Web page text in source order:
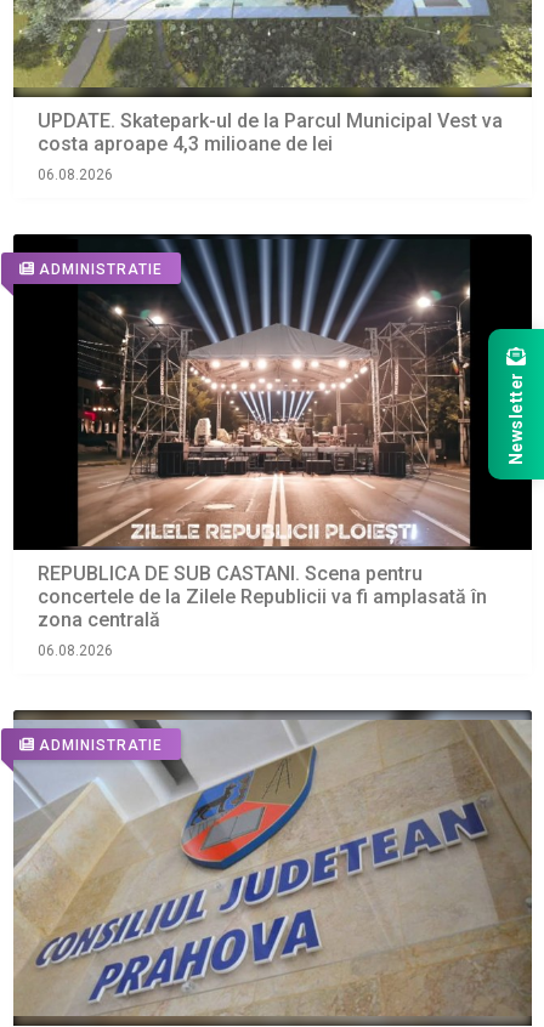
UPDATE. Skatepark-ul de la Parcul Municipal Vest va
costa aproape 4,3 milioane de lei
06.08.2026
ADMINISTRATIE
REPUBLICA DE SUB CASTANI. Scena pentru
concertele de la Zilele Republicii va fi amplasată în
zona centrală
06.08.2026
ADMINISTRATIE
Newsletter